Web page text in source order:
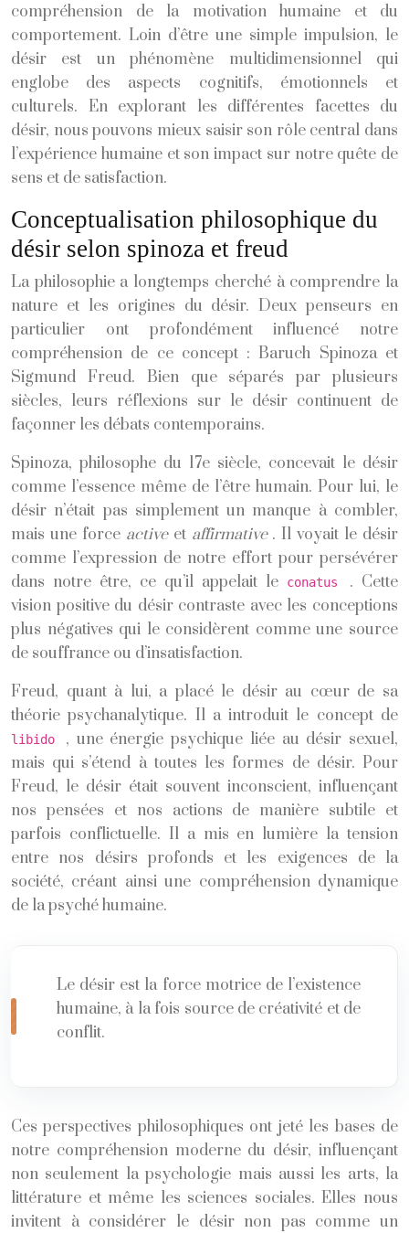
compréhension de la motivation humaine et du
comportement. Loin d’être une simple impulsion, le
désir est un phénomène multidimensionnel qui
englobe des aspects cognitifs, émotionnels et
culturels. En explorant les différentes facettes du
désir, nous pouvons mieux saisir son rôle central dans
l’expérience humaine et son impact sur notre quête de
sens et de satisfaction.
Conceptualisation philosophique du
désir selon spinoza et freud
La philosophie a longtemps cherché à comprendre la
nature et les origines du désir. Deux penseurs en
particulier ont profondément influencé notre
compréhension de ce concept : Baruch Spinoza et
Sigmund Freud. Bien que séparés par plusieurs
siècles, leurs réflexions sur le désir continuent de
façonner les débats contemporains.
Spinoza, philosophe du 17e siècle, concevait le désir
comme l’essence même de l’être humain. Pour lui, le
désir n’était pas simplement un manque à combler,
mais une force active et affirmative . Il voyait le désir
comme l’expression de notre effort pour persévérer
dans notre être, ce qu’il appelait le
conatus . Cette
vision positive du désir contraste avec les conceptions
plus négatives qui le considèrent comme une source
de souffrance ou d’insatisfaction.
Freud, quant à lui, a placé le désir au cœur de sa
théorie psychanalytique. Il a introduit le concept de
libido , une énergie psychique liée au désir sexuel,
mais qui s’étend à toutes les formes de désir. Pour
Freud, le désir était souvent inconscient, influençant
nos pensées et nos actions de manière subtile et
parfois conflictuelle. Il a mis en lumière la tension
entre nos désirs profonds et les exigences de la
société, créant ainsi une compréhension dynamique
de la psyché humaine.
Le désir est la force motrice de l’existence
humaine, à la fois source de créativité et de
conflit.
Ces perspectives philosophiques ont jeté les bases de
notre compréhension moderne du désir, influençant
non seulement la psychologie mais aussi les arts, la
littérature et même les sciences sociales. Elles nous
invitent à considérer le désir non pas comme un